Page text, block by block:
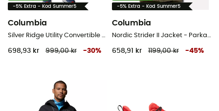
-5% Extra - Kod Summer5
Columbia
Silver Ridge Utility Convertible Pant - Vandringsbyxor - Herr
698,93 kr 999,00 kr -30%
-5% Extra - Kod Summer5
Columbia
Nordic Strider II Jacket - Parka - Børn
658,91 kr 1199,00 kr -45%